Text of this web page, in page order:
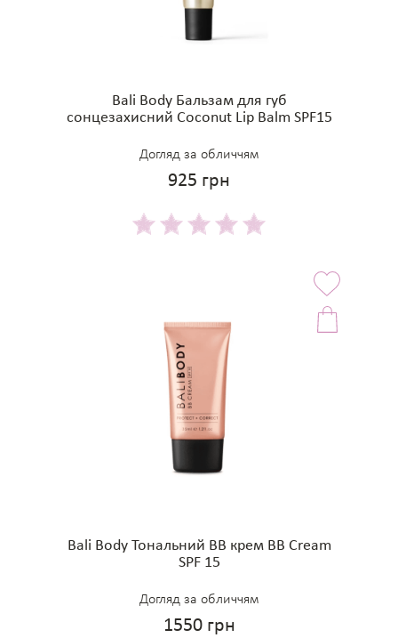
Bali Body Бальзам для губ
сонцезахисний Coconut Lip Balm SPF15
Догляд за обличчям
925 грн
Bali Body Тональний BB крем BB Cream
SPF 15
Догляд за обличчям
1550 грн